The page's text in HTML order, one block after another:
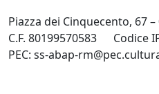
Piazza dei Cinquecento, 67 –
C.F. 80199570583
Codice
PEC: ss-abap-